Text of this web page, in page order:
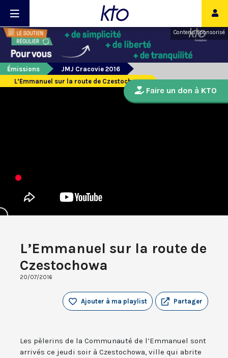
Contenu sponsorisé
Émissions
JMJ Cracovie 2016
L’Emmanuel sur la route de Czestochowa
L’Emmanuel sur la route de
Czestochowa
20/07/2016
Partager
Ajouter à ma playlist
Les pèlerins de la Communauté de l’Emmanuel sont
arrivés ce jeudi soir à Czestochowa, ville qui abrite
Faire un don à KTO